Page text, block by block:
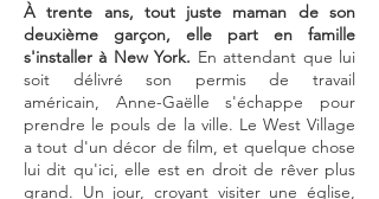
À trente ans, tout juste maman de son
deuxième garçon, elle part en famille
s'installer à New York. En attendant que lui
soit délivré son permis de travail
américain, Anne-Gaëlle s'échappe pour
prendre le pouls de la ville. Le West Village
a tout d'un décor de film, et quelque chose
lui dit qu'ici, elle est en droit de rêver plus
grand. Un jour, croyant visiter une église,